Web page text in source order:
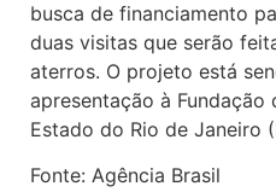
busca de financiamento
duas visitas que serão
aterros. O projeto está
apresentação à Fundação
Estado do Rio de Janeiro
Fonte: Agência Brasil